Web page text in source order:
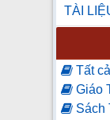
TÀI
Tất
Giáo
Sách